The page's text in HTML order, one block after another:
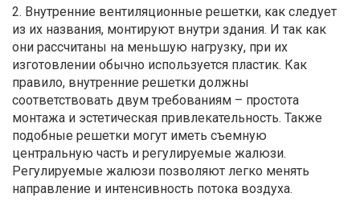
2. Внутренние вентиляционные решетки, как следует
из их названия, монтируют внутри здания. И так как
они рассчитаны на меньшую нагрузку, при их
изготовлении обычно используется пластик. Как
правило, внутренние решетки должны
соответствовать двум требованиям – простота
монтажа и эстетическая привлекательность. Также
подобные решетки могут иметь съемную
центральную часть и регулируемые жалюзи.
Регулируемые жалюзи позволяют легко менять
направление и интенсивность потока воздуха.